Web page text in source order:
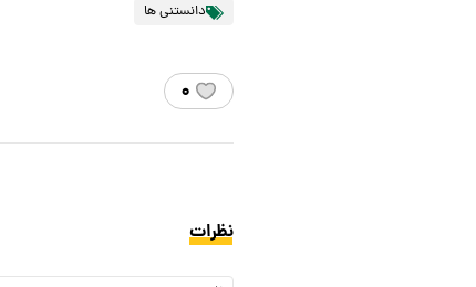
دانستنی ها
۰
نظرات